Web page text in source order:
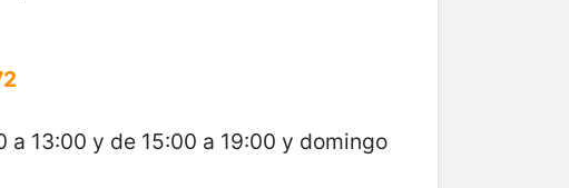
13:00 y de 15:00 a 19:00 y domingo